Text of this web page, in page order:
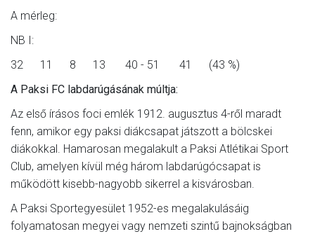
A mérleg:
NB I:
32 11 8 13 40 - 51 41 (43 %)
A Paksi FC labdarúgásának múltja:
Az első írásos foci emlék 1912. augusztus 4-ről maradt
fenn, amikor egy paksi diákcsapat játszott a bölcskei
diákokkal. Hamarosan megalakult a Paksi Atlétikai Sport
Club, amelyen kívül még három labdarúgócsapat is
működött kisebb-nagyobb sikerrel a kisvárosban.
A Paksi Sportegyesület 1952-es megalakulásáig
folyamatosan megyei vagy nemzeti szintű bajnokságban